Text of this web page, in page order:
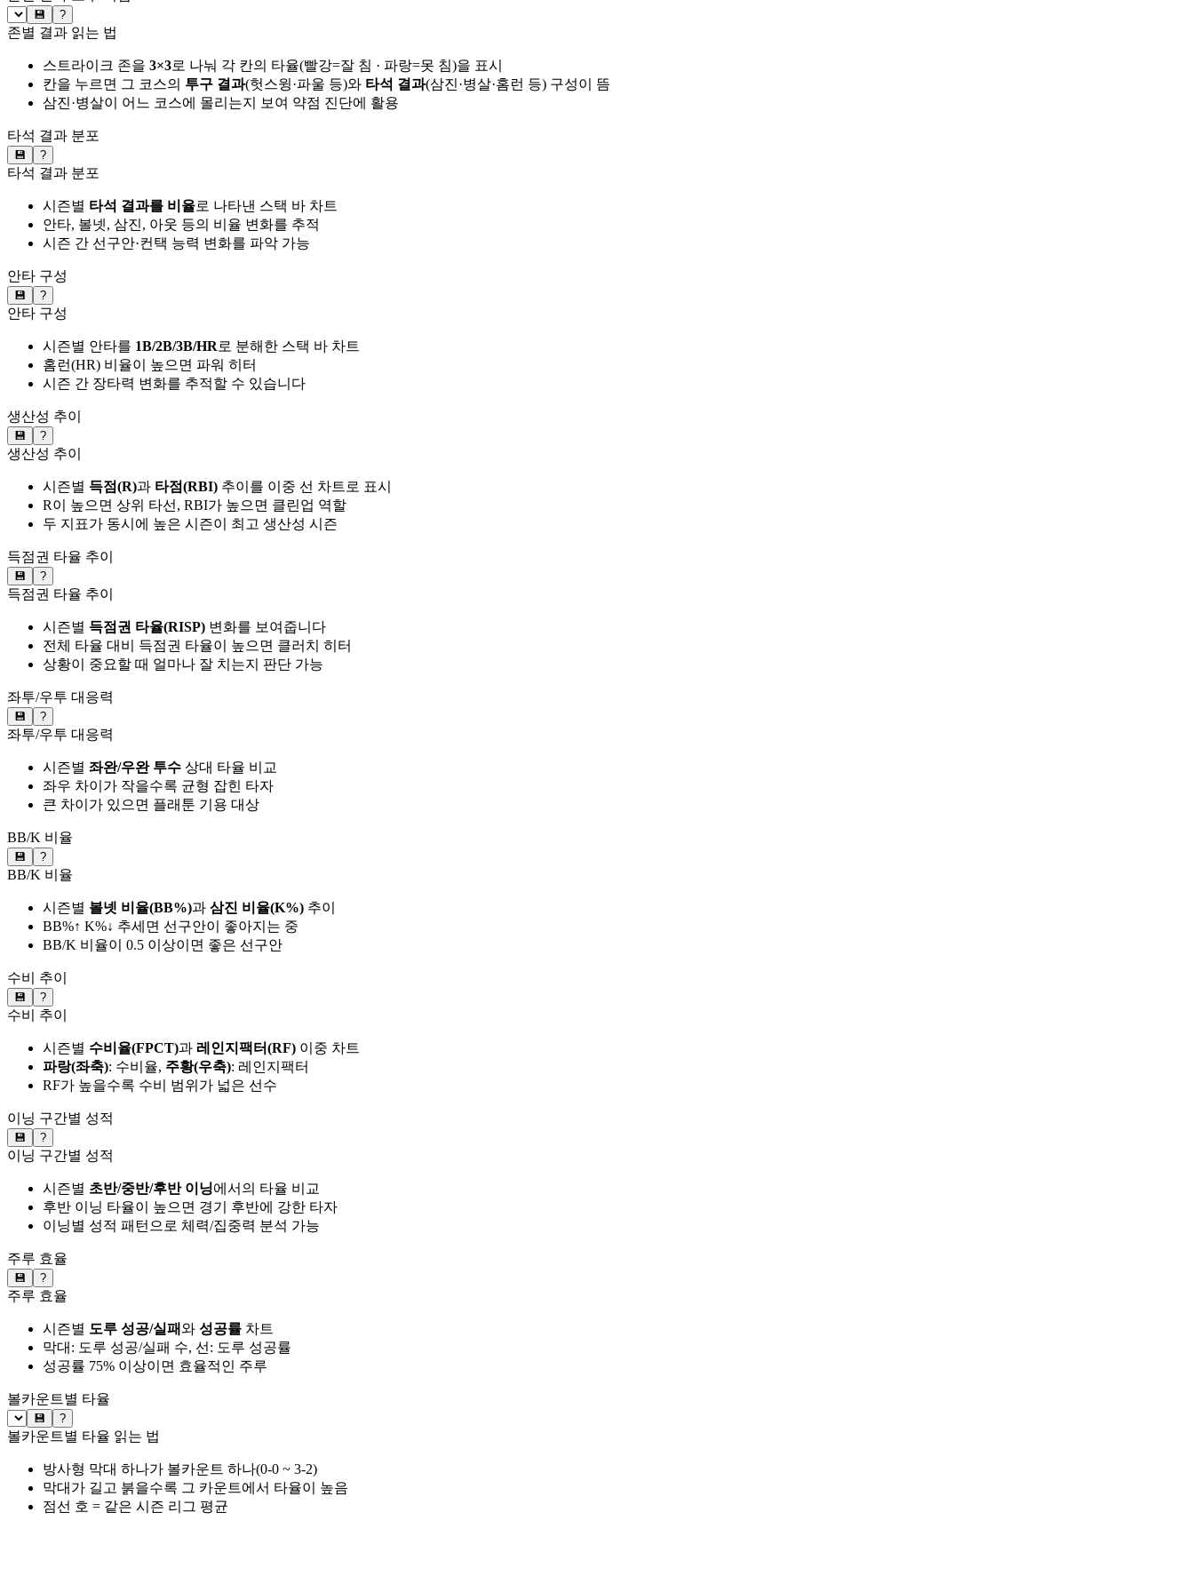
💾 ?
존별 결과 읽는 법
스트라이크 존을 3×3로 나눠 각 칸의 타율(빨강=잘 침 · 파랑=못 침)을 표시
칸을 누르면 그 코스의 투구 결과(헛스윙·파울 등)와 타석 결과(삼진·병살·홈런 등) 구성이 뜸
삼진·병살이 어느 코스에 몰리는지 보여 약점 진단에 활용
타석 결과 분포
💾 ?
타석 결과 분포
시즌별 타석 결과를 비율로 나타낸 스택 바 차트
안타, 볼넷, 삼진, 아웃 등의 비율 변화를 추적
시즌 간 선구안·컨택 능력 변화를 파악 가능
안타 구성
💾 ?
안타 구성
시즌별 안타를 1B/2B/3B/HR로 분해한 스택 바 차트
홈런(HR) 비율이 높으면 파워 히터
시즌 간 장타력 변화를 추적할 수 있습니다
생산성 추이
💾 ?
생산성 추이
시즌별 득점(R)과 타점(RBI) 추이를 이중 선 차트로 표시
R이 높으면 상위 타선, RBI가 높으면 클린업 역할
두 지표가 동시에 높은 시즌이 최고 생산성 시즌
득점권 타율 추이
💾 ?
득점권 타율 추이
시즌별 득점권 타율(RISP) 변화를 보여줍니다
전체 타율 대비 득점권 타율이 높으면 클러치 히터
상황이 중요할 때 얼마나 잘 치는지 판단 가능
좌투/우투 대응력
💾 ?
좌투/우투 대응력
시즌별 좌완/우완 투수 상대 타율 비교
좌우 차이가 작을수록 균형 잡힌 타자
큰 차이가 있으면 플래툰 기용 대상
BB/K 비율
💾 ?
BB/K 비율
시즌별 볼넷 비율(BB%)과 삼진 비율(K%) 추이
BB%↑ K%↓ 추세면 선구안이 좋아지는 중
BB/K 비율이 0.5 이상이면 좋은 선구안
수비 추이
💾 ?
수비 추이
시즌별 수비율(FPCT)과 레인지팩터(RF) 이중 차트
파랑(좌축): 수비율, 주황(우축): 레인지팩터
RF가 높을수록 수비 범위가 넓은 선수
이닝 구간별 성적
💾 ?
이닝 구간별 성적
시즌별 초반/중반/후반 이닝에서의 타율 비교
후반 이닝 타율이 높으면 경기 후반에 강한 타자
이닝별 성적 패턴으로 체력/집중력 분석 가능
주루 효율
💾 ?
주루 효율
시즌별 도루 성공/실패와 성공률 차트
막대: 도루 성공/실패 수, 선: 도루 성공률
성공률 75% 이상이면 효율적인 주루
볼카운트별 타율
💾 ?
볼카운트별 타율 읽는 법
방사형 막대 하나가 볼카운트 하나(0-0 ~ 3-2)
막대가 길고 붉을수록 그 카운트에서 타율이 높음
점선 호 = 같은 시즌 리그 평균